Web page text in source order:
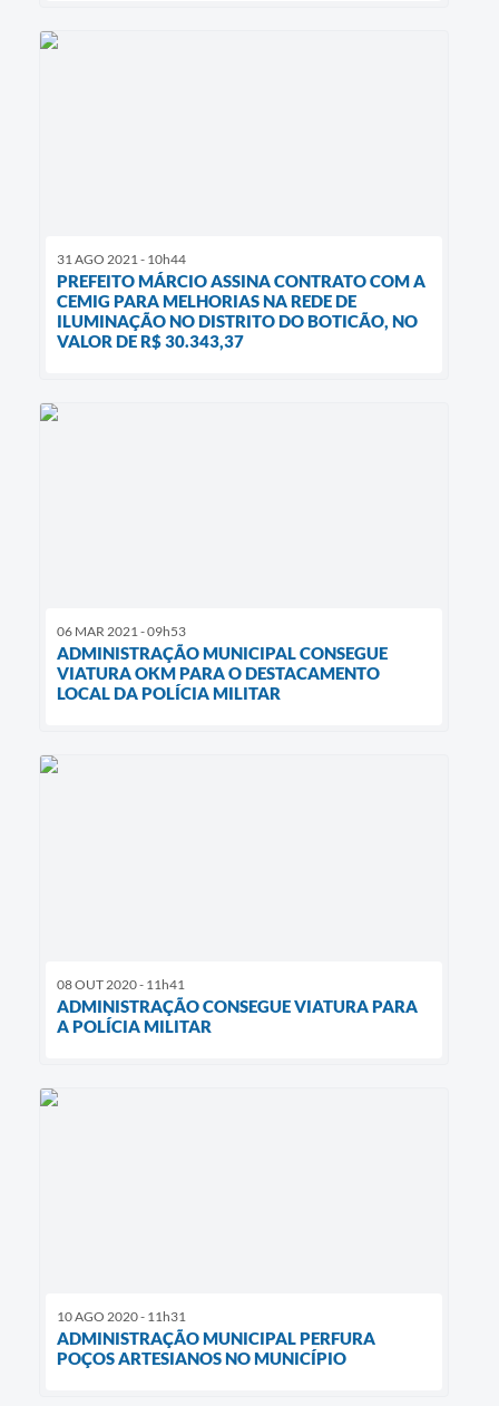
31 AGO 2021 - 10h44
PREFEITO MÁRCIO ASSINA CONTRATO COM A
CEMIG PARA MELHORIAS NA REDE DE
ILUMINAÇÃO NO DISTRITO DO BOTICÃO, NO
VALOR DE R$ 30.343,37
06 MAR 2021 - 09h53
ADMINISTRAÇÃO MUNICIPAL CONSEGUE
VIATURA OKM PARA O DESTACAMENTO
LOCAL DA POLÍCIA MILITAR
08 OUT 2020 - 11h41
ADMINISTRAÇÃO CONSEGUE VIATURA PARA
A POLÍCIA MILITAR
10 AGO 2020 - 11h31
ADMINISTRAÇÃO MUNICIPAL PERFURA
POÇOS ARTESIANOS NO MUNICÍPIO